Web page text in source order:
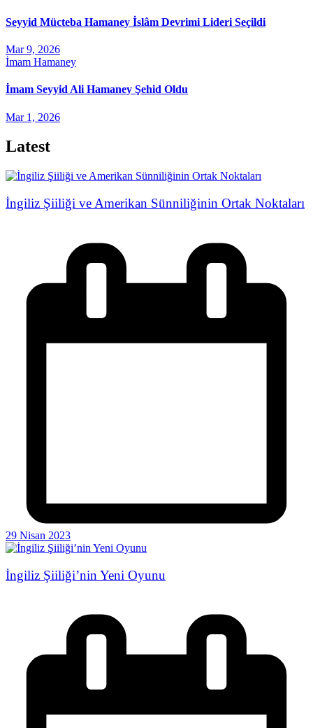
Seyyid Mücteba Hamaney İslâm Devrimi Lideri Seçildi
Mar 9, 2026
İmam Hamaney
İmam Seyyid Ali Hamaney Şehid Oldu
Mar 1, 2026
Latest
İngiliz Şiiliği ve Amerikan Sünniliğinin Ortak Noktaları
29 Nisan 2023
İngiliz Şiiliği’nin Yeni Oyunu